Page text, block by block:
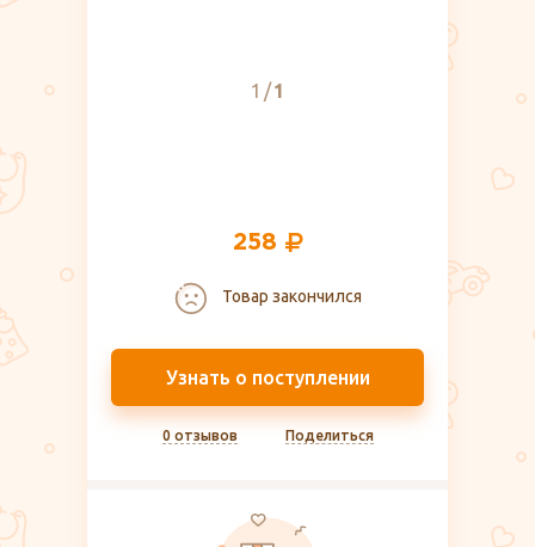
1 1
258
Товар закончился
Узнать о поступлении
0 отзывов Поделиться